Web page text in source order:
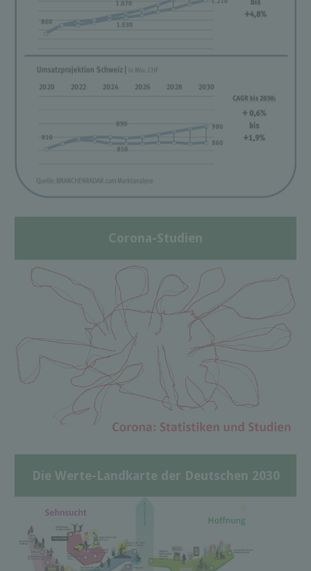
Corona-Studien
Die Werte-Landkarte der Deutschen 2030